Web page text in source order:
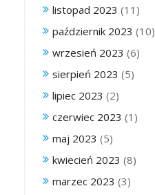
listopad 2023 (11)
październik 2023 (10)
wrzesień 2023 (6)
sierpień 2023 (5)
lipiec 2023 (2)
czerwiec 2023 (1)
maj 2023 (5)
kwiecień 2023 (8)
marzec 2023 (3)